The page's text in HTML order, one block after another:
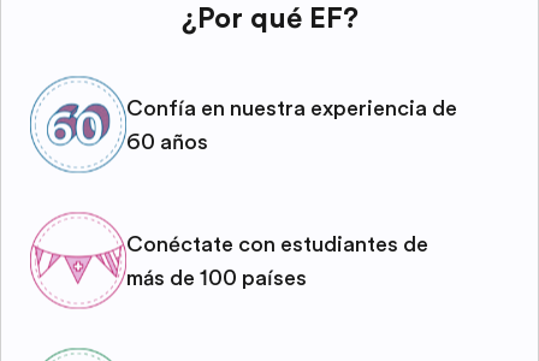
¿Por qué EF?
Confía en nuestra experiencia de
60 años
Conéctate con estudiantes de
más de 100 países